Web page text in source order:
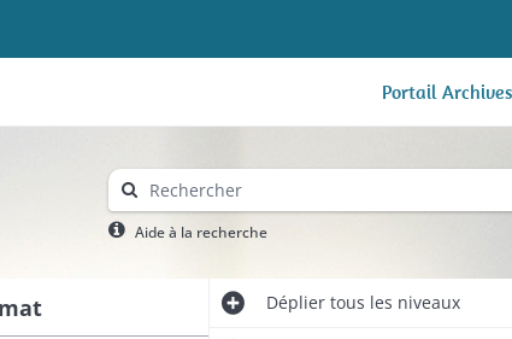
Portail
Aide à la recherche
Dépliertous les niveaux